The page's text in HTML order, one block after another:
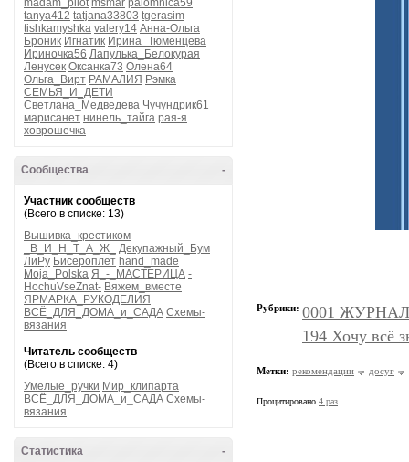
madam_pilot msmar palomnica59
tanya412 tatjana33803 tgerasim
tishkamyshka valery14 Анна-Ольга
Броник Игнатик Ирина_Тюменцева
Ириночка56 Лапулька_Белокурая
Ленусек Оксанка73 Олена64
Ольга_Вирт РАМАЛИЯ Рэмка
СЕМЬЯ_И_ДЕТИ
Светлана_Медведева Чучундрик61
марисанет нинель_тайга рая-я
ховрошечка
-
Сообщества
Участник сообществ
(Всего в списке: 13)
Вышивка_крестиком
_В_И_Н_Т_А_Ж_
Декупажный_Бум
ЛиРу Бисероплет hand_made
Moja_Polska Я_-_МАСТЕРИЦА -
HochuVseZnat- Вяжем_вместе
ЯРМАРКА_РУКОДЕЛИЯ
ВСЁ_ДЛЯ_ДОМА_и_САДА Схемы-
вязания
Читатель сообществ
(Всего в списке: 4)
Умелые_ручки Мир_клипарта
ВСЁ_ДЛЯ_ДОМА_и_САДА Схемы-
вязания
-
Статистика
Рубрики: 0001
194 Хочу всё
Метки: рекомендации досуг
Процитировано 4 раз